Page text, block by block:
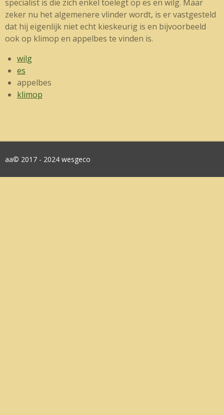
specialist is die zich enkel toelegt op es en wilg. Maar
zeker nu het algemenere vlinder wordt, is er vastgesteld
dat hij eigenlijk niet echt kieskeurig is en bijvoorbeeld
ook op klimop en appelbes te vinden is.
wilg
es
appelbes
klimop
aa© 2017 - 2024 wesgeco